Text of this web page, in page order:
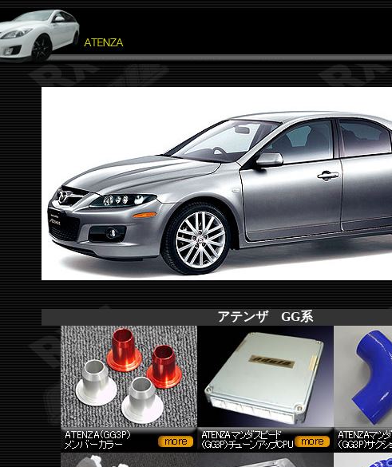
アテンザ GG系